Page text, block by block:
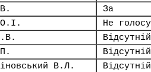
За
О.І.
Не
Відсутній
Відсутній
В.Л.
Відсутній